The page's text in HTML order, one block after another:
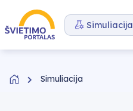
Pereiti prie turinio
Simuliacija
Simuliacija